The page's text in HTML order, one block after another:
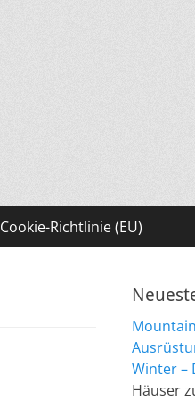
Cookie-Richtlinie (EU)
Winter –
Häuser